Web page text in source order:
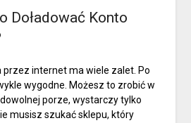
Doładować Konto
przez internet ma wiele zalet. Po
wygodne. Możesz to zrobić w
porze, wystarczy tylko
musisz szukać sklepu, który